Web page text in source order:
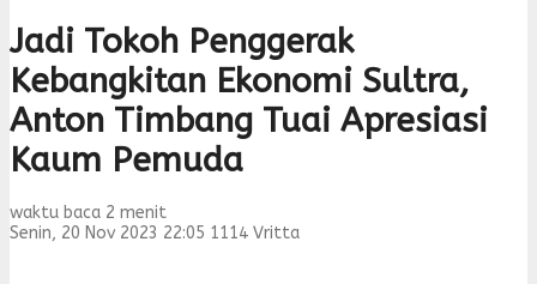
Jadi Tokoh Penggerak
Kebangkitan Ekonomi Sultra,
Anton Timbang Tuai Apresiasi
Kaum Pemuda
waktu baca 2 menit
Senin, 20 Nov 2023 22:05 1114 Vritta